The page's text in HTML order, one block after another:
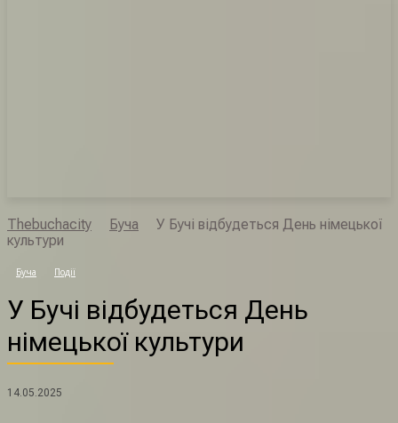
Thebuchacity Буча
У Бучі відбудеться День німецької
культури
Буча Події
У Бучі відбудеться День
німецької культури
14.05.2025